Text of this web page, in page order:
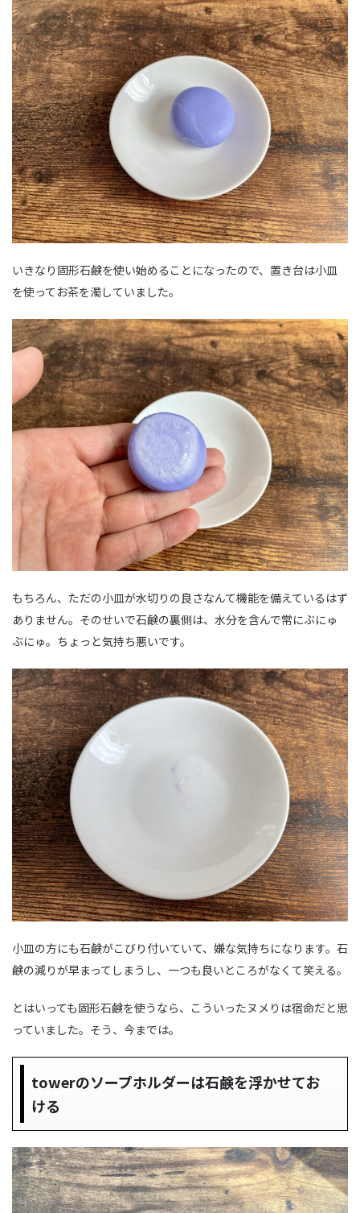
いきなり固形石鹸を使い始めることになったので、置き台は小皿
を使ってお茶を濁していました。
もちろん、ただの小皿が水切りの良さなんて機能を備えているはず
ありません。そのせいで石鹸の裏側は、水分を含んで常にぶにゅ
ぶにゅ。ちょっと気持ち悪いです。
小皿の方にも石鹸がこびり付いていて、嫌な気持ちになります。石
鹸の減りが早まってしまうし、一つも良いところがなくて笑える。
とはいっても固形石鹸を使うなら、こういったヌメりは宿命だと思
っていました。そう、今までは。
towerのソープホルダーは石鹸を浮かせてお
ける